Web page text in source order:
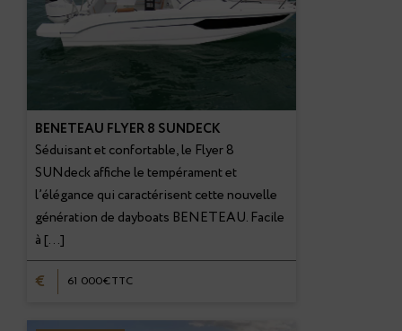
BENETEAU FLYER 8 SUNDECK
Séduisant et confortable, le Flyer 8
SUNdeck affiche le tempérament et
l’élégance qui caractérisent cette nouvelle
génération de dayboats BENETEAU. Facile
à […]
€ 61 000€TTC